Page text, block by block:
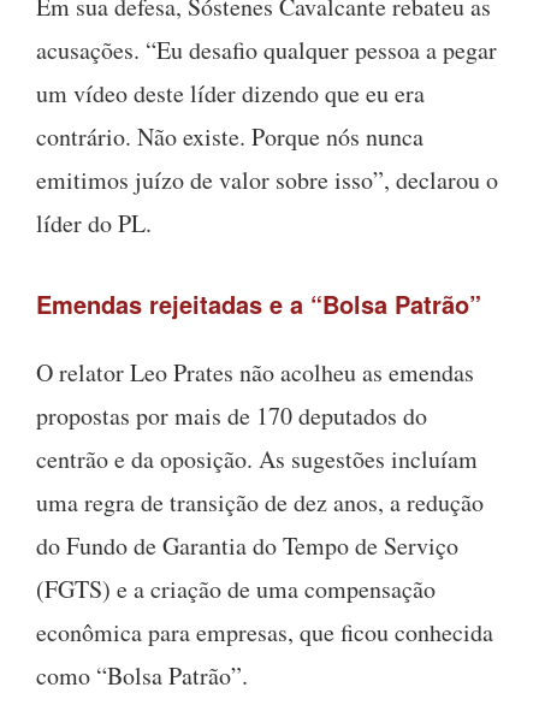
Em sua defesa, Sóstenes Cavalcante rebateu as
acusações. “Eu desafio qualquer pessoa a pegar
um vídeo deste líder dizendo que eu era
contrário. Não existe. Porque nós nunca
emitimos juízo de valor sobre isso”, declarou o
líder do PL.
Emendas rejeitadas e a “Bolsa Patrão”
O relator Leo Prates não acolheu as emendas
propostas por mais de 170 deputados do
centrão e da oposição. As sugestões incluíam
uma regra de transição de dez anos, a redução
do Fundo de Garantia do Tempo de Serviço
(FGTS) e a criação de uma compensação
econômica para empresas, que ficou conhecida
como “Bolsa Patrão”.